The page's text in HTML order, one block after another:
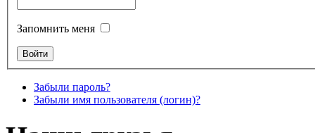
Запомнить меня
Забыли пароль?
Забыли имя пользователя (логин)?